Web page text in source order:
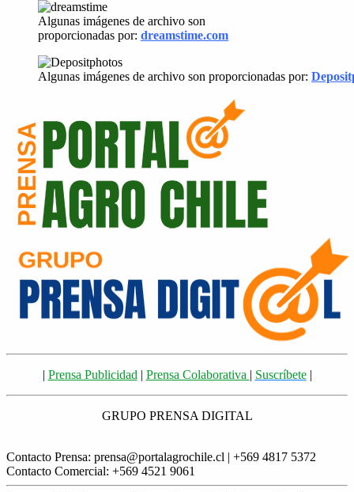
Algunas imágenes de archivo son
proporcionadas por: dreamstime.com
Algunas imágenes de archivo son proporcionadas por:
| Prensa Publicidad| Prensa Colaborativa | Suscríbete|
GRUPO PRENSA DIGITAL
Contacto Prensa: prensa@portalagrochile.cl | +569 4817 5372
Contacto Comercial: +569 4521 9061